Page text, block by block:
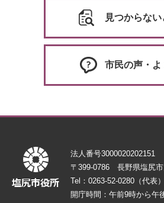
見つからない
市民の声・よ
法人番号3000020202151
〒399-0786 長野県塩尻
Tel：0263-52-0280（代表）
開庁時間：午前9時から午